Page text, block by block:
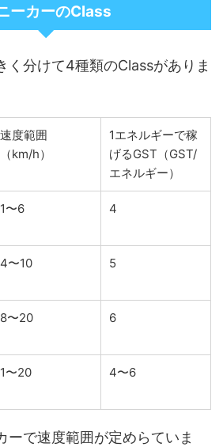
ーカーのClass
く分けて4種類のClassがありま
速度範囲
（km/h）
1エネルギーで稼
げるGST（GST/
エネルギー）
1〜6 4
4〜10 5
8〜20 6
1〜20 4〜6
ーで速度範囲が定めらていま